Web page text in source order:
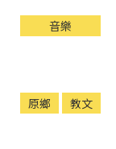
音樂
原鄉 教文